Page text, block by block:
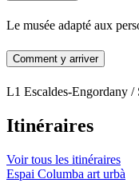
Le musée adapté aux
Comment y arriver
L1 Escaldes-Engordany /
Itinéraires
Voir tous les itinéraires
Espai Columba art urbà